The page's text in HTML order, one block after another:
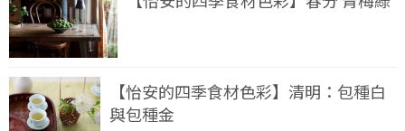
【怡安的四季食材色彩】清明：包種白
與包種金